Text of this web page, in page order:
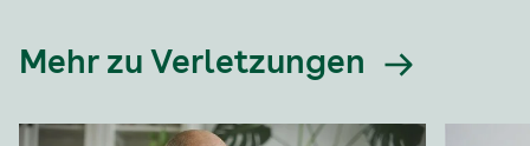
Mehr zu Verletzungen